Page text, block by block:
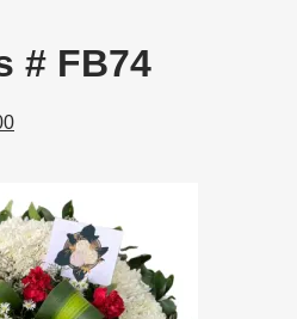
# FB74
El
es:
$ 180.000.